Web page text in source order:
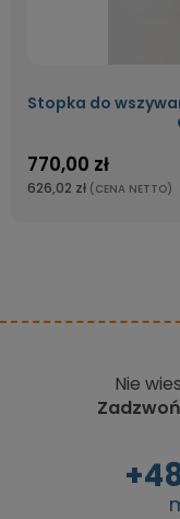
Stopka do
770,00 zł
626,02 zł (CENA NETTO)
Nie